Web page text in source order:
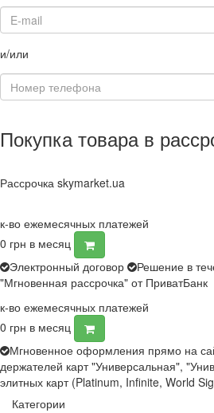
и/или
Покупка товара в
Рассрочка skymarket.ua
к-во ежемесячных платежей
0 грн в месяц
Электронный договор
Решение в
"Мгновенная рассрочка" от ПриватБанк
к-во ежемесячных платежей
0 грн в месяц
Мгновенное оформления прямо на
держателей карт "Универсальная",
элитных карт (Platinum, Infinite, World
Категории